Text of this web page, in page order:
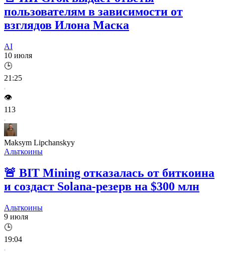
пользователям в зависимости от
взглядов Илона Маска
AI
10 июля
🕒
21:25
👁️
113
Maksym Lipchanskyy
Альткоины
🚨 BIT Mining отказалась от биткоина
и создаст Solana-резерв на $300 млн
Альткоины
9 июля
🕒
19:04